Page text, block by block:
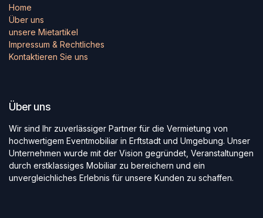
Home
Über uns
unsere Mietartikel
Impressum & Rechtliches
Kontaktieren Sie uns
Über uns
Wir sind Ihr zuverlässiger Partner für die Vermietung von
hochwertigem Eventmobiliar in Erftstadt und Umgebung. Unser
Unternehmen wurde mit der Vision gegründet, Veranstaltungen
durch erstklassiges Mobiliar zu bereichern und ein
unvergleichliches Erlebnis für unsere Kunden zu schaffen.